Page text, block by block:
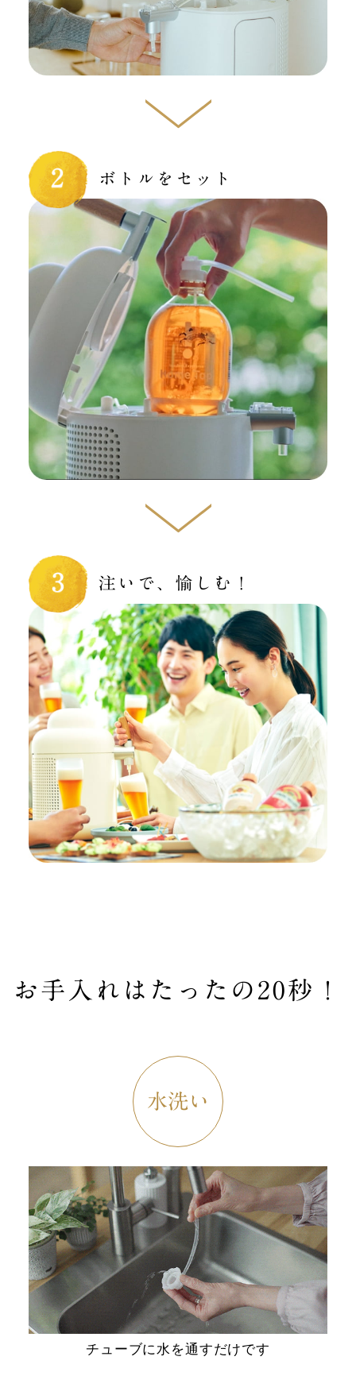
ボトルをセット
注いで、愉しむ！
お手入れはたったの20秒！
水洗い
チューブに水を通すだけです